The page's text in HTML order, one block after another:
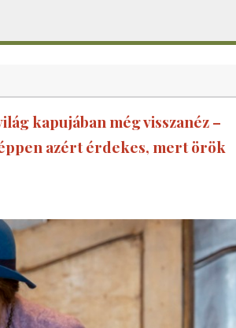
kapujában még visszanéz –
azért érdekes, mert örök